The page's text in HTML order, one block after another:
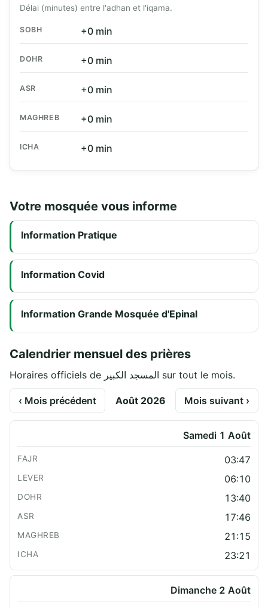
Délai (minutes) entre l'adhan et l'iqama.
SOBH +0 min
DOHR +0 min
ASR +0 min
MAGHREB +0 min
ICHA +0 min
Votre mosquée vous informe
Information Pratique
Information Covid
Information Grande Mosquée d'Epinal
Calendrier mensuel des prières
Horaires officiels de المسجد الكبير sur tout le mois.
‹ Mois précédent Août 2026 Mois suivant ›
Samedi 1 Août
03:47
06:10
13:40
17:46
21:15
23:21
Dimanche 2 Août